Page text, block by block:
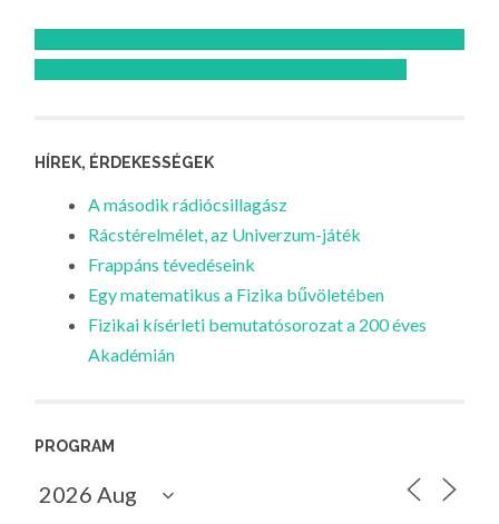
HÍREK, ÉRDEKESSÉGEK
A második rádiócsillagász
Rácstérelmélet, az Univerzum-játék
Frappáns tévedéseink
Egy matematikus a Fizika bűvöletében
Fizikai kísérleti bemutatósorozat a 200 éves
Akadémián
PROGRAM